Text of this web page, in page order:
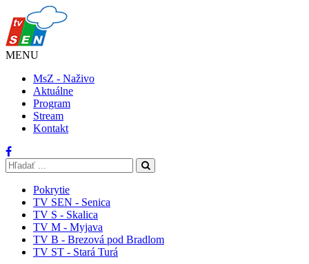
MENU
MsZ - Naživo
Aktuálne
Program
Stream
Kontakt
Pokrytie
TV SEN - Senica
TV S - Skalica
TV M - Myjava
TV B - Brezová pod Bradlom
TV ST - Stará Turá